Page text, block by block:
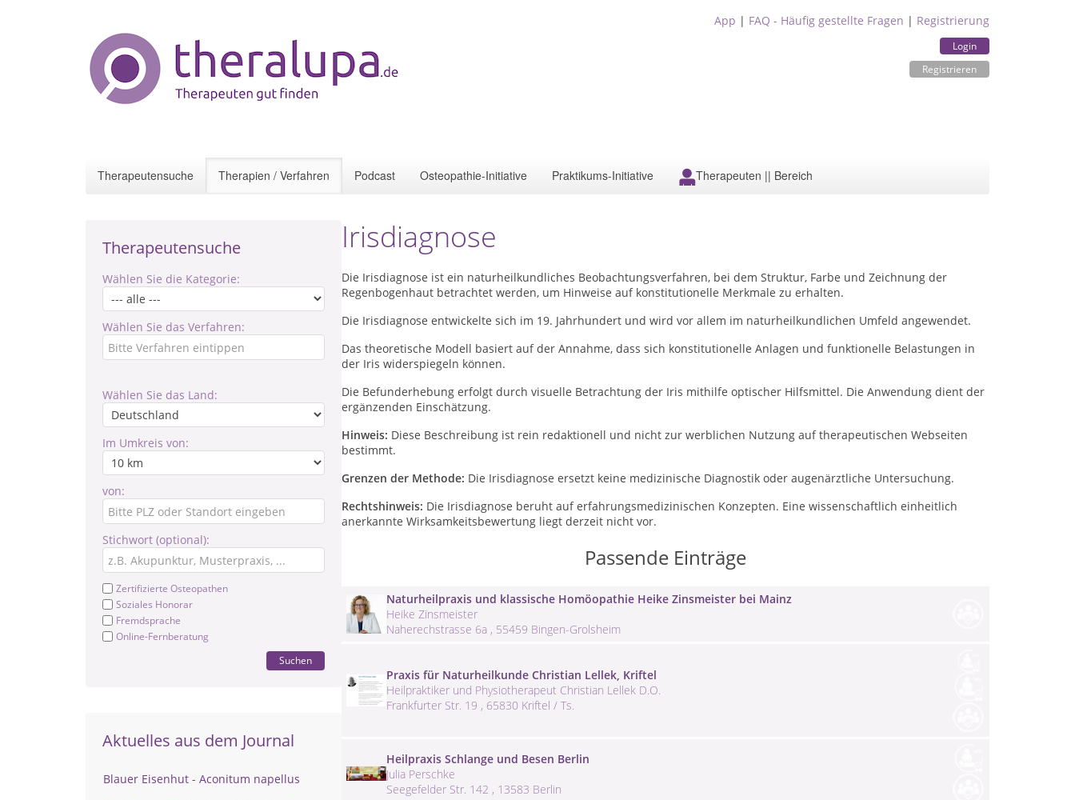
App | FAQ - Häufig gestellte Fragen | Registrierung
Login
Registrieren
Therapeutensuche Therapien / Verfahren Podcast Osteopathie-Initiative Praktikums-Initiative Therapeuten || Bereich
Therapeutensuche
Wählen Sie die Kategorie:
Wählen Sie das Verfahren:
Wählen Sie das Land:
Im Umkreis von:
von:
Stichwort (optional):
Zertifizierte Osteopathen
Soziales Honorar
Fremdsprache
Online-Fernberatung
Suchen
Aktuelles aus dem Journal
Blauer Eisenhut - Aconitum napellus
Irisdiagnose
Die Irisdiagnose ist ein naturheilkundliches Beobachtungsverfahren, bei dem Struktur, Farbe und Zeichnung der
Regenbogenhaut betrachtet werden, um Hinweise auf konstitutionelle Merkmale zu erhalten.
Die Irisdiagnose entwickelte sich im 19. Jahrhundert und wird vor allem im naturheilkundlichen Umfeld angewendet.
Das theoretische Modell basiert auf der Annahme, dass sich konstitutionelle Anlagen und funktionelle Belastungen in
der Iris widerspiegeln können.
Die Befunderhebung erfolgt durch visuelle Betrachtung der Iris mithilfe optischer Hilfsmittel. Die Anwendung dient der
ergänzenden Einschätzung.
Hinweis: Diese Beschreibung ist rein redaktionell und nicht zur werblichen Nutzung auf therapeutischen Webseiten
bestimmt.
Grenzen der Methode: Die Irisdiagnose ersetzt keine medizinische Diagnostik oder augenärztliche Untersuchung.
Rechtshinweis: Die Irisdiagnose beruht auf erfahrungsmedizinischen Konzepten. Eine wissenschaftlich einheitlich
anerkannte Wirksamkeitsbewertung liegt derzeit nicht vor.
Passende Einträge
Naturheilpraxis und klassische Homöopathie Heike Zinsmeister bei Mainz
Heike Zinsmeister
Naherechstrasse 6a , 55459 Bingen-Grolsheim
Praxis für Naturheilkunde Christian Lellek, Kriftel
Heilpraktiker und Physiotherapeut Christian Lellek D.O.
Frankfurter Str. 19 , 65830 Kriftel / Ts.
Heilpraxis Schlange und Besen Berlin
Julia Perschke
Seegefelder Str. 142 , 13583 Berlin